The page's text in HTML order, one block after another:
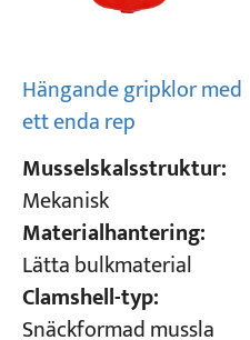
Hängande gripklor med
ett enda rep
Musselskalsstruktur:
Mekanisk
Materialhantering:
Lätta bulkmaterial
Clamshell-typ:
Snäckformad mussla